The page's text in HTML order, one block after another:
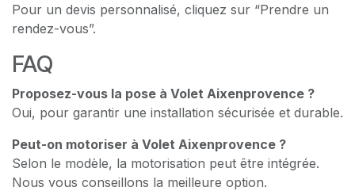
Pour un devis personnalisé, cliquez sur “Prendre un
rendez-vous”.
FAQ
Proposez-vous la pose à Volet Aixenprovence ?
Oui, pour garantir une installation sécurisée et durable.
Peut-on motoriser à Volet Aixenprovence ?
Selon le modèle, la motorisation peut être intégrée.
Nous vous conseillons la meilleure option.